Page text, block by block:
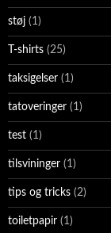
støj (1)
T-shirts (25)
taksigelser (1)
tatoveringer (1)
test (1)
tilsvininger (1)
tips og tricks (2)
toiletpapir (1)